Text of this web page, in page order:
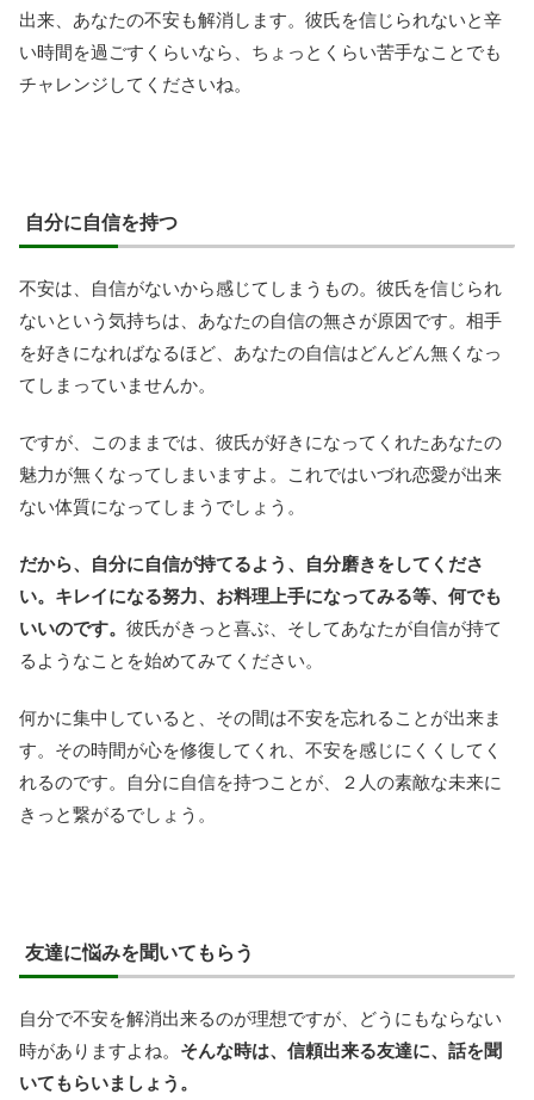
出来、あなたの不安も解消します。彼氏を信じられないと辛
い時間を過ごすくらいなら、ちょっとくらい苦手なことでも
チャレンジしてくださいね。
自分に自信を持つ
不安は、自信がないから感じてしまうもの。彼氏を信じられ
ないという気持ちは、あなたの自信の無さが原因です。相手
を好きになればなるほど、あなたの自信はどんどん無くなっ
てしまっていませんか。
ですが、このままでは、彼氏が好きになってくれたあなたの
魅力が無くなってしまいますよ。これではいづれ恋愛が出来
ない体質になってしまうでしょう。
だから、自分に自信が持てるよう、自分磨きをしてくださ
い。キレイになる努力、お料理上手になってみる等、何でも
いいのです。 彼氏がきっと喜ぶ、そしてあなたが自信が持て
るようなことを始めてみてください。
何かに集中していると、その間は不安を忘れることが出来ま
す。その時間が心を修復してくれ、不安を感じにくくしてく
れるのです。自分に自信を持つことが、２人の素敵な未来に
きっと繋がるでしょう。
友達に悩みを聞いてもらう
自分で不安を解消出来るのが理想ですが、どうにもならない
時がありますよね。 そんな時は、信頼出来る友達に、話を聞
いてもらいましょう。